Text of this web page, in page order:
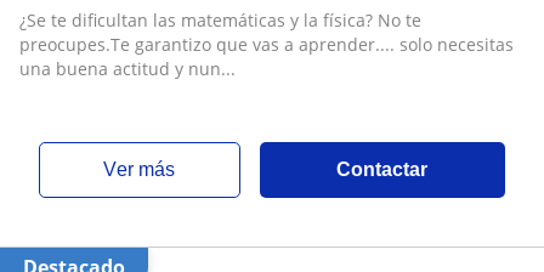
¿Se te dificultan las matemáticas y la física? No te
preocupes.Te garantizo que vas a aprender.... solo necesitas
una buena actitud y nun...
ver más Contactar
Destacado